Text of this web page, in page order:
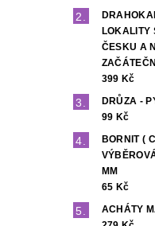
LOKALITY
ČESKU A
399 Kč
DRŮZA -
99 Kč
BORNIT (
MM
65 Kč
ACHÁTY